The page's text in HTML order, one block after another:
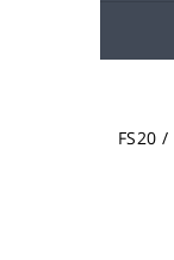
/ FS20